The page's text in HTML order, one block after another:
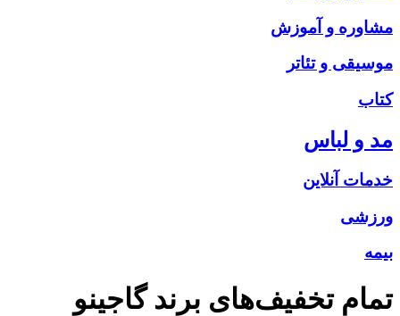
مشاوره و آموزش
موسیقی و تئاتر
کتاب
مد و لباس
خدمات آنلاین
ورزشی
بیمه
تمام تخفیف‌های برند گاجینو